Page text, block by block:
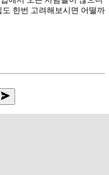
한번 고려해보시면 어떨까